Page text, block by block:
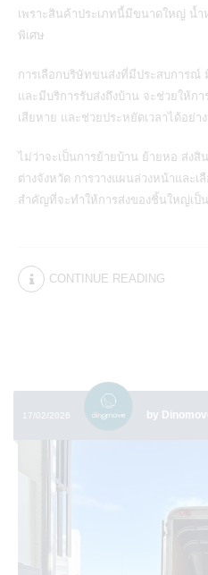
เพราะสินค้าประเภทนี้มีขนาดใหญ่ น้ำ
พิเศษ
การเลือกบริษัทขนส่งที่มีประสบการ
และมีบริการรับส่งถึงบ้าน จะช่วยให้ก
เสียหาย และช่วยประหยัดเวลาได้อย่า
ไม่ว่าจะเป็นการย้ายบ้าน ย้ายหอ ส่ง
ต่างจังหวัด การวางแผนล่วงหน้าและเ
สำคัญที่จะทำให้การส่งของชิ้นใหญ่เป็น
CONTINUE READING
17/02/2026 by